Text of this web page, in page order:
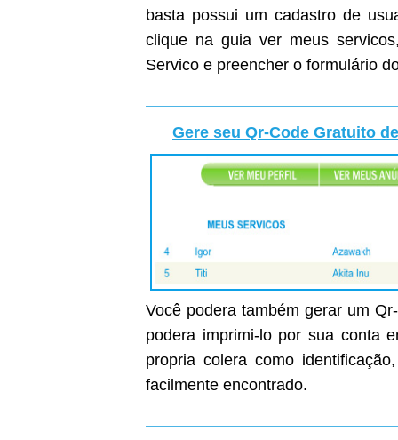
basta possui um cadastro de
clique na guia ver meus
Servico e preencher o formulário
Gere seu Qr-Code Gratuito
Você podera também gerar um
podera imprimi-lo por sua conta
propria colera como
facilmente encontrado.